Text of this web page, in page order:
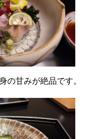
の甘みが絶品です。